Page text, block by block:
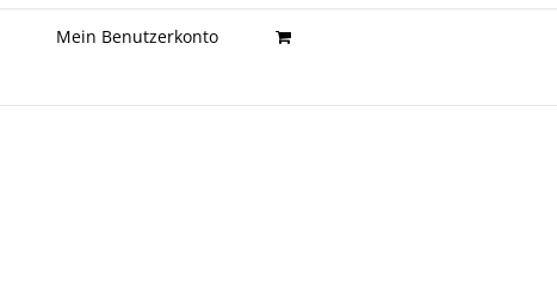
Mein Benutzerkonto